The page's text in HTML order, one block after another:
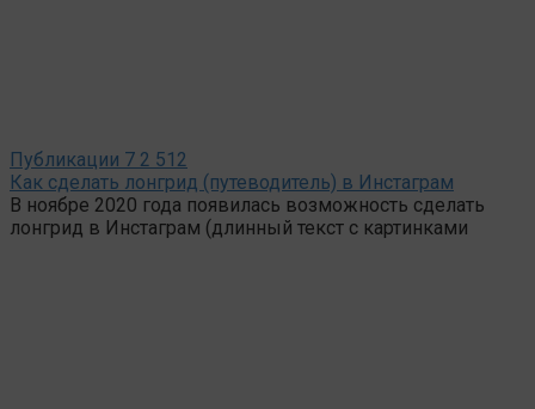
Публикации 7 2 512
Как сделать лонгрид (путеводитель) в Инстаграм
В ноябре 2020 года появилась возможность сделать
лонгрид в Инстаграм (длинный текст с картинками